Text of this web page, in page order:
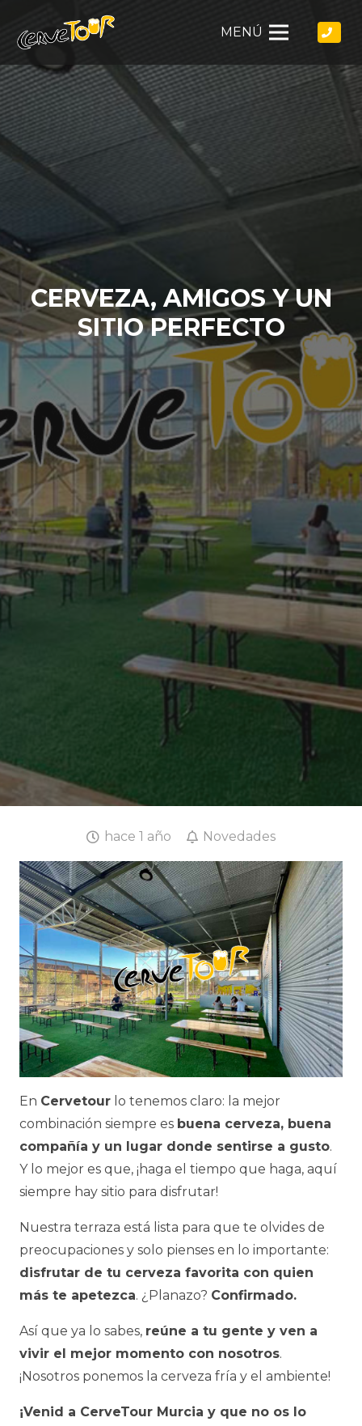
MENÚ
CERVEZA, AMIGOS Y UN
SITIO PERFECTO
hace 1 año Novedades
En Cervetour lo tenemos claro: la mejor
combinación siempre es buena cerveza, buena
compañía y un lugar donde sentirse a gusto.
Y lo mejor es que, ¡haga el tiempo que haga, aquí
siempre hay sitio para disfrutar!
Nuestra terraza está lista para que te olvides de
preocupaciones y solo pienses en lo importante:
disfrutar de tu cerveza favorita con quien
más te apetezca. ¿Planazo? Confirmado.
Así que ya lo sabes, reúne a tu gente y ven a
vivir el mejor momento con nosotros.
¡Nosotros ponemos la cerveza fría y el ambiente!
¡Venid a CerveTour Murcia y que no os lo